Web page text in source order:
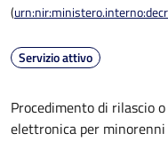
(
Servizio attivo
Procedimento di rilascio
elettronica per minorenni